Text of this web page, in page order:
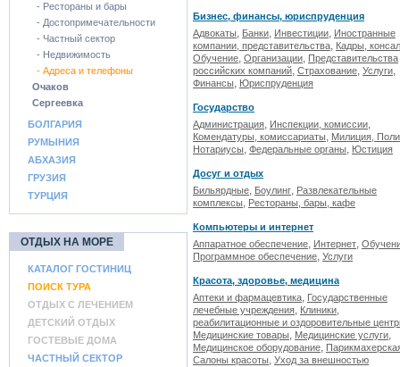
- Рестораны и бары
- Достопримечательности
- Частный сектор
- Недвижимость
- Адреса и телефоны
Очаков
Сергеевка
БОЛГАРИЯ
РУМЫНИЯ
АБХАЗИЯ
ГРУЗИЯ
ТУРЦИЯ
ОТДЫХ НА МОРЕ
КАТАЛОГ ГОСТИНИЦ
ПОИСК ТУРА
ОТДЫХ С ЛЕЧЕНИЕМ
ДЕТСКИЙ ОТДЫХ
ГОСТЕВЫЕ ДОМА
ЧАСТНЫЙ СЕКТОР
Бизнес, финансы, юриспруденция
Адвокаты, Банки, Инвестиции, Иностранные
компании, представительства, Кадры,
Обучение, Организации, Представительства
российских компаний, Страхование, Услуги,
Финансы, Юриспруденция
Государство
Администрация, Инспекции, комиссии,
Комендатуры, комиссариаты, Милиция,
Нотариусы, Федеральные органы, Юстиция
Досуг и отдых
Бильярдные, Боулинг, Развлекательные
комплексы, Рестораны, бары, кафе
Компьютеры и интернет
Аппаратное обеспечение, Интернет,
Программное обеспечение, Услуги
Красота, здоровье, медицина
Аптеки и фармацевтика, Государственные
лечебные учреждения, Клиники,
реабилитационные и оздоровительные
Медицинские товары, Медицинские услуги,
Медицинское оборудование,
Салоны красоты, Уход за внешностью